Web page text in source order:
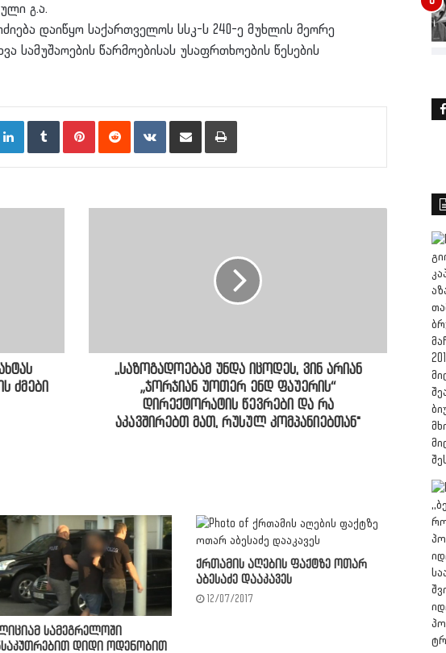
გ.ა.
დაიწყო საქართველოს სსკ-ს 240-ე მუხლის მეორე
სამუშაოების წარმოებისას უსაფრთხოების წესების
LinkedInTumblr PinterestReddit VKontakteShare via Email Print
ძმები
,,საზოგადოებამ უნდა იცოდეს, ვინ არიან
„ჯორჯიან უოთერ ენდ ფაუერის“
დირექტორატის წევრები და რა
აკავშირებთ მათ, რუსულ კომპანიებთან"
სამეგრელოში
დიდი ოდენობით
ქრთამის აღების ფაქტზე ოთარ
აბესაძე დააკავეს
12/07/2017